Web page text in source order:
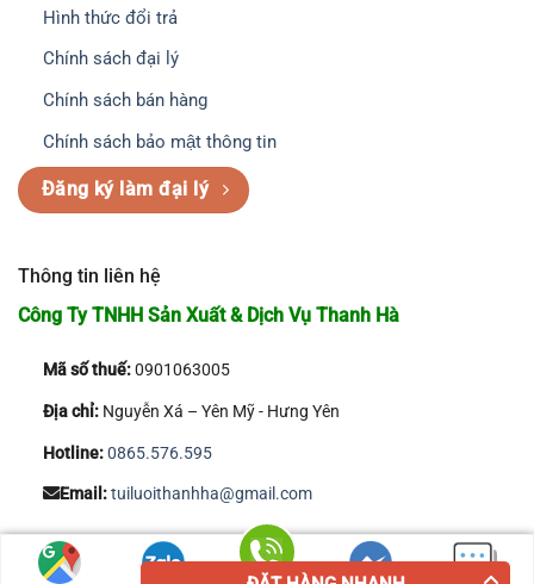
Hình thức đổi trả
Chính sách đại lý
Chính sách bán hàng
Chính sách bảo mật thông tin
Đăng ký làm đại lý
Thông tin liên hệ
Công Ty TNHH Sản Xuất & Dịch Vụ Thanh Hà
Mã số thuế:0901063005
Địa chỉ:Nguyễn Xá – Yên Mỹ - Hưng Yên
Hotline:0865.576.595
Email:tuiluoithanhha@gmail.com
Copyright 2026 © Công Ty TNHH Sản Xuất & Dịch Vụ Thanh Hà